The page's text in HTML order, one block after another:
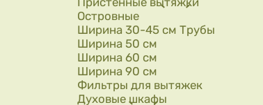
Островные
Ширина 30-45 см Трубы
Ширина 50 см
Ширина 60 см
Ширина 90 см
Фильтры для вытяжек
Духовые шкафы